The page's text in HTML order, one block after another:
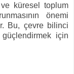
küresel toplum
önemi
Bu, çevre bilinci
için